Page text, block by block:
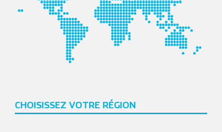
CHOISISSEZ VOTRE RÉGION